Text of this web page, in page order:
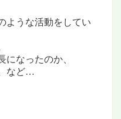
ような活動をしてい
になったのか、
など…